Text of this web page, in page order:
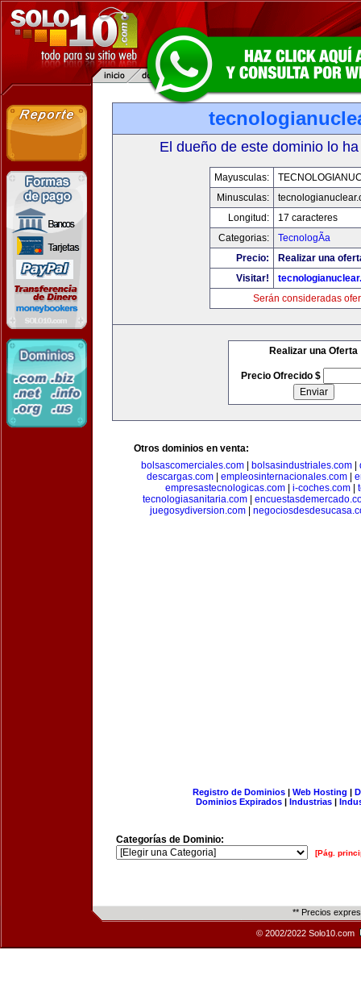
El dueño de este dominio lo
Mayusculas:
Minusculas:
Longitud:
17 caracteres
Categorias:
TecnologÃ­a
Precio:
Realizar una
Visitar!
Serán consideradas
Realizar una Oferta
Precio Ofrecido $
Otros dominios en venta:
bolsascomerciales.com
bolsasindustriales.com
descargas.com
empleosinternacionales.com
empresastecnologicas.com
i-coches.com
tecnologiasanitaria.com|
juegosydiversion.com
Registro de Dominios| Web Hosting |
Dominios Expirados | Industrias |
Categorías de Dominio:
[Pág.
** Precios
© 2002/2022 Solo10.com